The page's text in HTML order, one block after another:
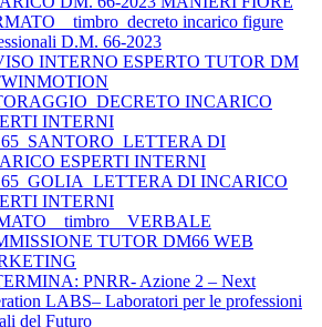
incarico figure
D.M. 66-2023
INTERNO ESPERTO TUTOR DM
INCARICO
INTERNI
DI
ESPERTI INTERNI
DI INCARICO
INTERNI
_ timbro _ VERBALE
TUTOR DM66 WEB
PNRR- Azione 2 – Next
LABS– Laboratori per le professioni
del Futuro